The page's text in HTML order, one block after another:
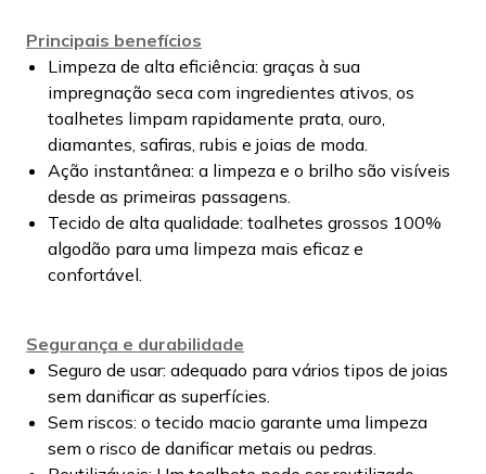
Principais benefícios
Limpeza de alta eficiência: graças à sua
impregnação seca com ingredientes ativos, os
toalhetes limpam rapidamente prata, ouro,
diamantes, safiras, rubis e joias de moda.
Ação instantânea: a limpeza e o brilho são visíveis
desde as primeiras passagens.
Tecido de alta qualidade: toalhetes grossos 100%
algodão para uma limpeza mais eficaz e
confortável.
Segurança e durabilidade
Seguro de usar: adequado para vários tipos de joias
sem danificar as superfícies.
Sem riscos: o tecido macio garante uma limpeza
sem o risco de danificar metais ou pedras.